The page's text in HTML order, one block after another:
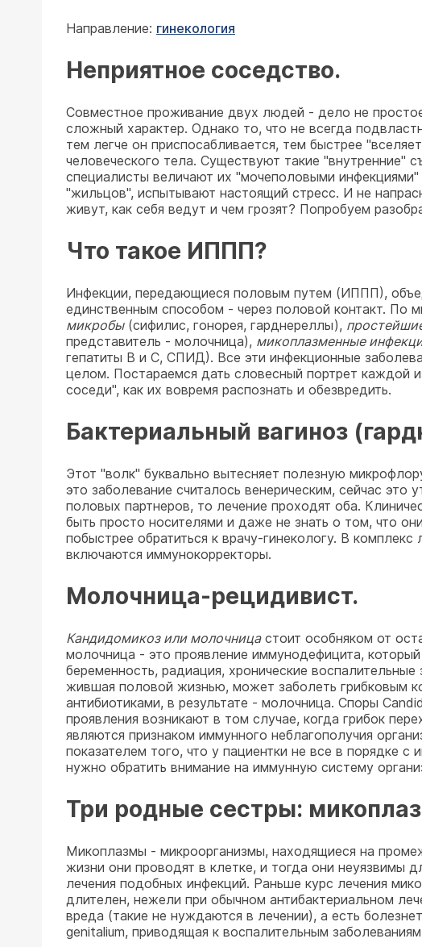
Направление: гинекология
Неприятное соседство.
Совместное проживание двух людей - дело не
сложный характер. Однако то, что не всегда
тем легче он приспосабливается, тем быстрее
человеческого тела. Существуют такие "внутренние"
специалисты величают их "мочеполовыми
"жильцов", испытывают настоящий стресс. И не
живут, как себя ведут и чем грозят? Попробуем
Что такое ИППП?
Инфекции, передающиеся половым путем (ИППП),
единственным способом - через половой контакт. По
микробы(сифилис, гонорея, гарднереллы),
представитель - молочница), микоплазменные
гепатиты В и С, СПИД). Все эти инфекционные
целом. Постараемся дать словесный портрет каждой
соседи", как их вовремя распознать и обезвредить.
Бактериальный вагиноз
Этот "волк" буквально вытесняет полезную
это заболевание считалось венерическим, сейчас
половых партнеров, то лечение проходят оба.
быть просто носителями и даже не знать о том, что
побыстрее обратиться к врачу-гинекологу. В
включаются иммунокорректоры.
Молочница-рецидивист.
Кандидомикоз или молочницастоит особняком от
молочница - это проявление иммунодефицита,
беременность, радиация, хронические
жившая половой жизнью, может заболеть грибковым
антибиотиками, в результате - молочница. Споры
проявления возникают в том случае, когда грибок
являются признаком иммунного неблагополучия
показателем того, что у пациентки не все в порядке
нужно обратить внимание на иммунную систему
Три родные сестры:
Микоплазмы - микроорганизмы, находящиеся на
жизни они проводят в клетке, и тогда они неуязвимы
лечения подобных инфекций. Раньше курс лечения
длителен, нежели при обычном антибактериальном
вреда (такие не нуждаются в лечении), а есть
genitalium, приводящая к воспалительным